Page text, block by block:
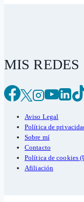
MIS REDES
Aviso Legal
Política de
Sobre mí
Contacto
Política de cookies
Afiliación